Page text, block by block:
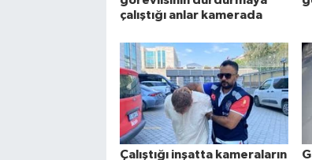
çalıştığı anlar kamerada
Çalıştığı inşatta kameraların